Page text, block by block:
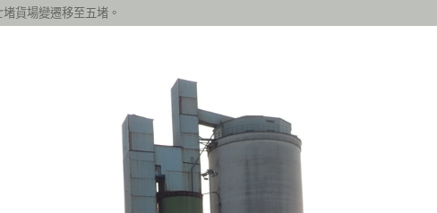
貨場變遷移至五堵。